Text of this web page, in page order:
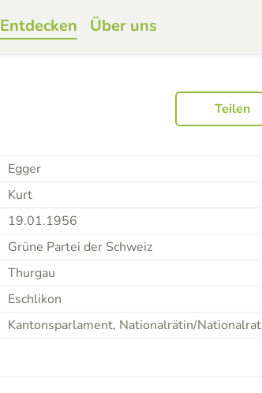
Entdecken Über uns
Teilen
Egger
Kurt
19.01.1956
Grüne Partei der Schweiz
Thurgau
Eschlikon
Kantonsparlament, Nationalrätin/Nationalrat